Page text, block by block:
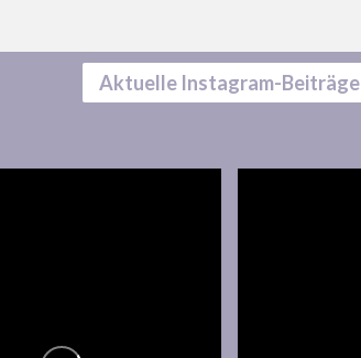
Aktuelle Instagram-Beiträge